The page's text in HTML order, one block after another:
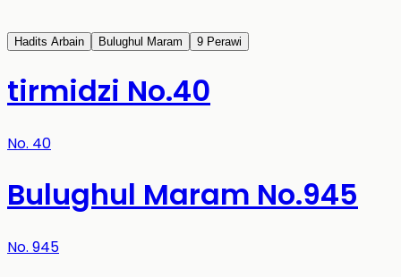
Hadits Arbain Bulughul Maram 9 Perawi
tirmidzi No.40
No. 40
Bulughul Maram No.945
No. 945